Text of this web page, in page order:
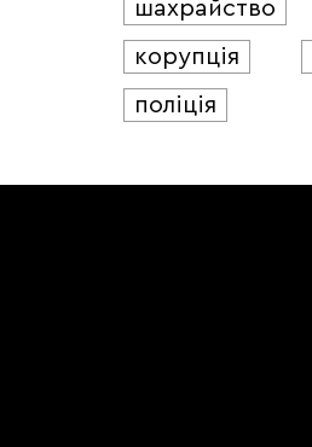
шахрайство
корупція
поліція